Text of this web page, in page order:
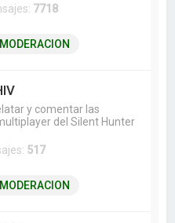
7718
MODERACION
y comentar las
del Silent Hunter
517
MODERACION